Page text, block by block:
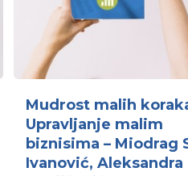
Mudrost malih
Upravljanje malim
biznisima – Miodrag
Ivanović, Aleksandra